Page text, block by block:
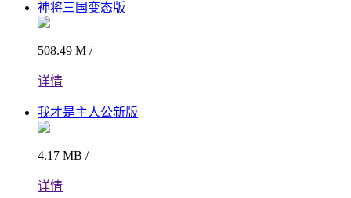
神将三国变态版
508.49 M /
详情
我才是主人公新版
4.17 MB /
详情